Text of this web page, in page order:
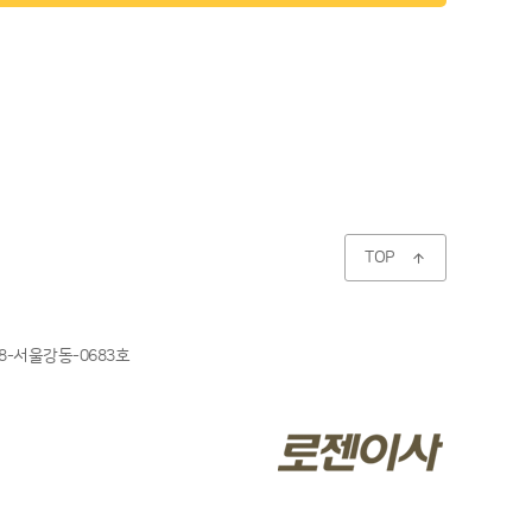
TOP 
서울강동-0683호